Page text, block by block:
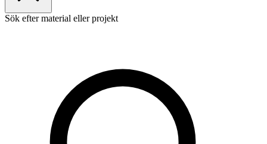
Sök efter material eller projekt